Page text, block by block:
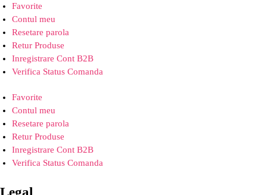
Favorite
Contul meu
Resetare parola
Retur Produse
Inregistrare Cont B2B
Verifica Status Comanda
Favorite
Contul meu
Resetare parola
Retur Produse
Inregistrare Cont B2B
Verifica Status Comanda